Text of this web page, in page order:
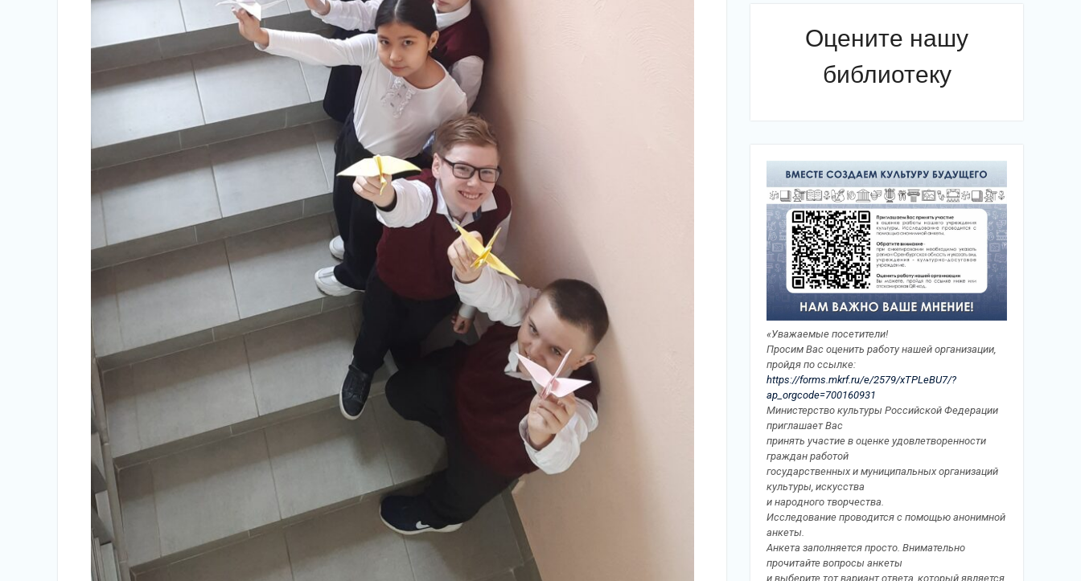
Оцените нашу
библиотеку
«Уважаемые посетители!
Просим Вас оценить работу нашей организации,
пройдя по ссылке:
https://forms.mkrf.ru/e/2579/xTPLeBU7/?
ap_orgcode=700160931
Министерство культуры Российской Федерации
приглашает Вас
принять участие в оценке удовлетворенности
граждан работой
государственных и муниципальных организаций
культуры, искусства
и народного творчества.
Исследование проводится с помощью анонимной
анкеты.
Анкета заполняется просто. Внимательно
прочитайте вопросы анкеты
и выберите тот вариант ответа, который является